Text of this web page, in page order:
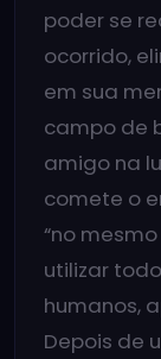
poder se
ocorrido,
em sua
campo de
amigo na
comete o
“no
utilizar
humanos,
Depois de